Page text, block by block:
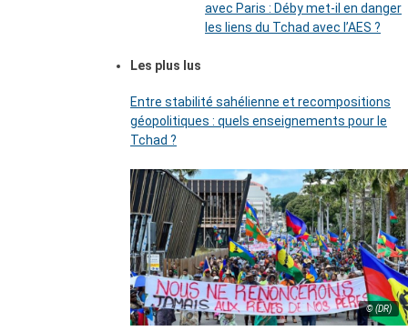
avec Paris : Déby met-il en danger
les liens du Tchad avec l’AES ?
Les plus lus
Entre stabilité sahélienne et recompositions
géopolitiques : quels enseignements pour le
Tchad ?
© (DR)